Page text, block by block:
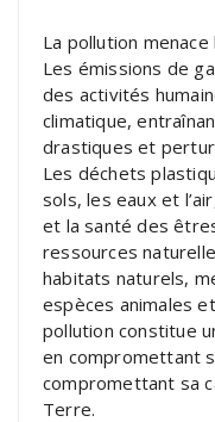
La pollution
Les émissions de
des activités
climatique,
drastiques et
Les déchets
sols, les eaux et
et la santé des
ressources
habitats naturels,
espèces animales
pollution constitue
en compromettant
compromettant sa
Terre.